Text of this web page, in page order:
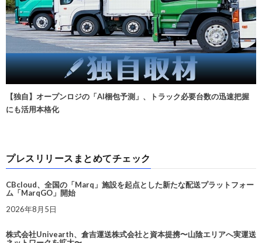
【独自】オープンロジの「AI梱包予測」、トラック必要台数の迅速把握
にも活用本格化
プレスリリースまとめてチェック
CBcloud、全国の「Marq」施設を起点とした新たな配送プラットフォー
ム「MarqGO」開始
2026年8月5日
株式会社Univearth、倉吉運送株式会社と資本提携〜山陰エリアへ実運送